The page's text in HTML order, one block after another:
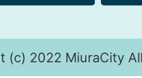
(c) 2022 MiuraCity